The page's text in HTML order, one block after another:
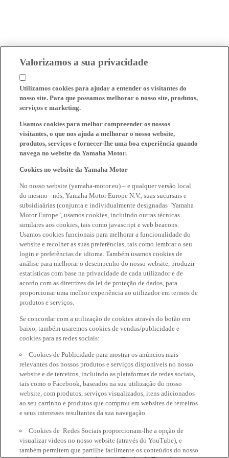
Valorizamos a sua privacidade
Utilizamos cookies para ajudar a entender os visitantes do
nosso site. Para que possamos melhorar o nosso site, produtos,
serviços e marketing.
Usamos cookies para melhor compreender os nossos
visitantes, o que nos ajuda a melhorar o nosso website,
produtos, serviços e fornecer-lhe uma boa experiência quando
navega no website da Yamaha Motor.
Cookies no website da Yamaha Motor
No nosso website (yamaha-motor.eu) – e qualquer versão local
do mesmo - nós, Yamaha Motor Europe N.V., suas sucursais e
subsidiaárias (conjunta e individualmente designadas "Yamaha
Motor Europe", usamos cookies, incluindo outras técnicas
similares aos cookies, tais como javascript e web beacons.
Usamos cookies funcionais para melhorar a funcionalidade do
website e recolher as suas preferências, tais como lembrar o seu
login e preferências de idioma. Também usamos cookies de
análise para melhorar o desempenho do nosso website, produzir
estatísticas com base na privacidade de cada utilizador e de
acordo com as diretrizes da lei de proteção de dados, para
proporcionar uma melhor experiência ao utilizador em termos de
produtos e serviços.
Se concordar com a utilização de cookies através do botão em
baixo, também usaremos cookies de vendas/publicidade e
cookies para as redes sociais:
Cookies de Publicidade para mostrar os anúncios mais
relevantes dos nossos produtos e serviços disponíveis no nosso
website e de terceiros, incluindo as plataformas de redes sociais,
tais como o Facebook, baseados na sua utilização do nosso
website, com produtos, serviços visualizados, itens adicionados
ao seu carrinho e produtos que comprou em websites de terceiros
e seus interesses resultantes da sua navegação.
Cookies de Redes Sociais proporcionam-lhe a opção de
visualizar videos no nosso website (através do YouTube), e
também permitem que partilhe facilmente os conteúdos do nosso